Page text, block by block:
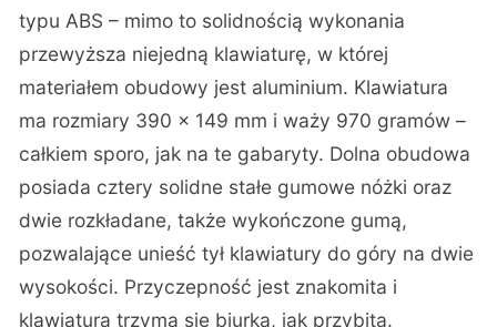
typu ABS – mimo to solidnością wykonania
przewyższa niejedną klawiaturę, w której
materiałem obudowy jest aluminium. Klawiatura
ma rozmiary 390 x 149 mm i waży 970 gramów –
całkiem sporo, jak na te gabaryty. Dolna obudowa
posiada cztery solidne stałe gumowe nóżki oraz
dwie rozkładane, także wykończone gumą,
pozwalające unieść tył klawiatury do góry na dwie
wysokości. Przyczepność jest znakomita i
klawiatura trzyma się biurka, jak przybita.